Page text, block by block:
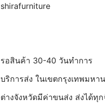
shirafurniture
รอสินค้า 30-40 วันทำการ
บริการส่ง ในเขตกรุงเทพมหา
ต่างจังหวัดมีค่าขนส่ง ส่งได้ทุ